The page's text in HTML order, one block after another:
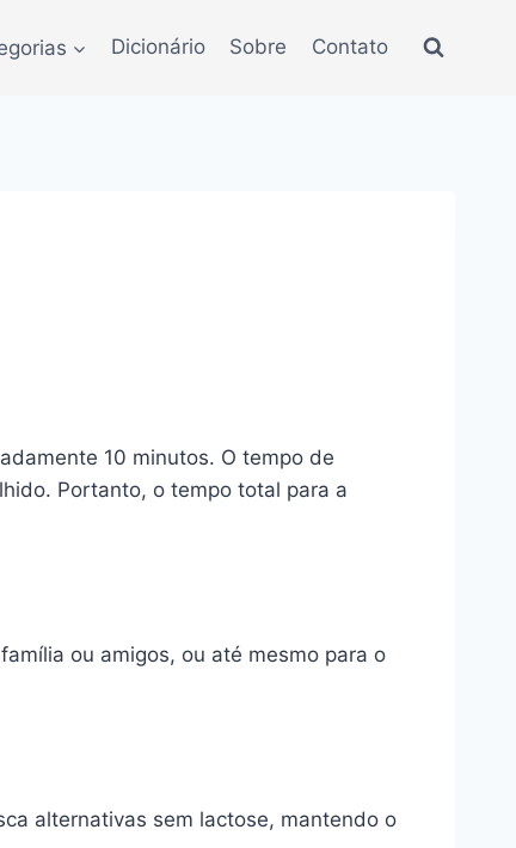
Dicionário Sobre Contato
10 minutos. O tempo de
Portanto, o tempo total para a
ou amigos, ou até mesmo para o
alternativas sem lactose, mantendo o